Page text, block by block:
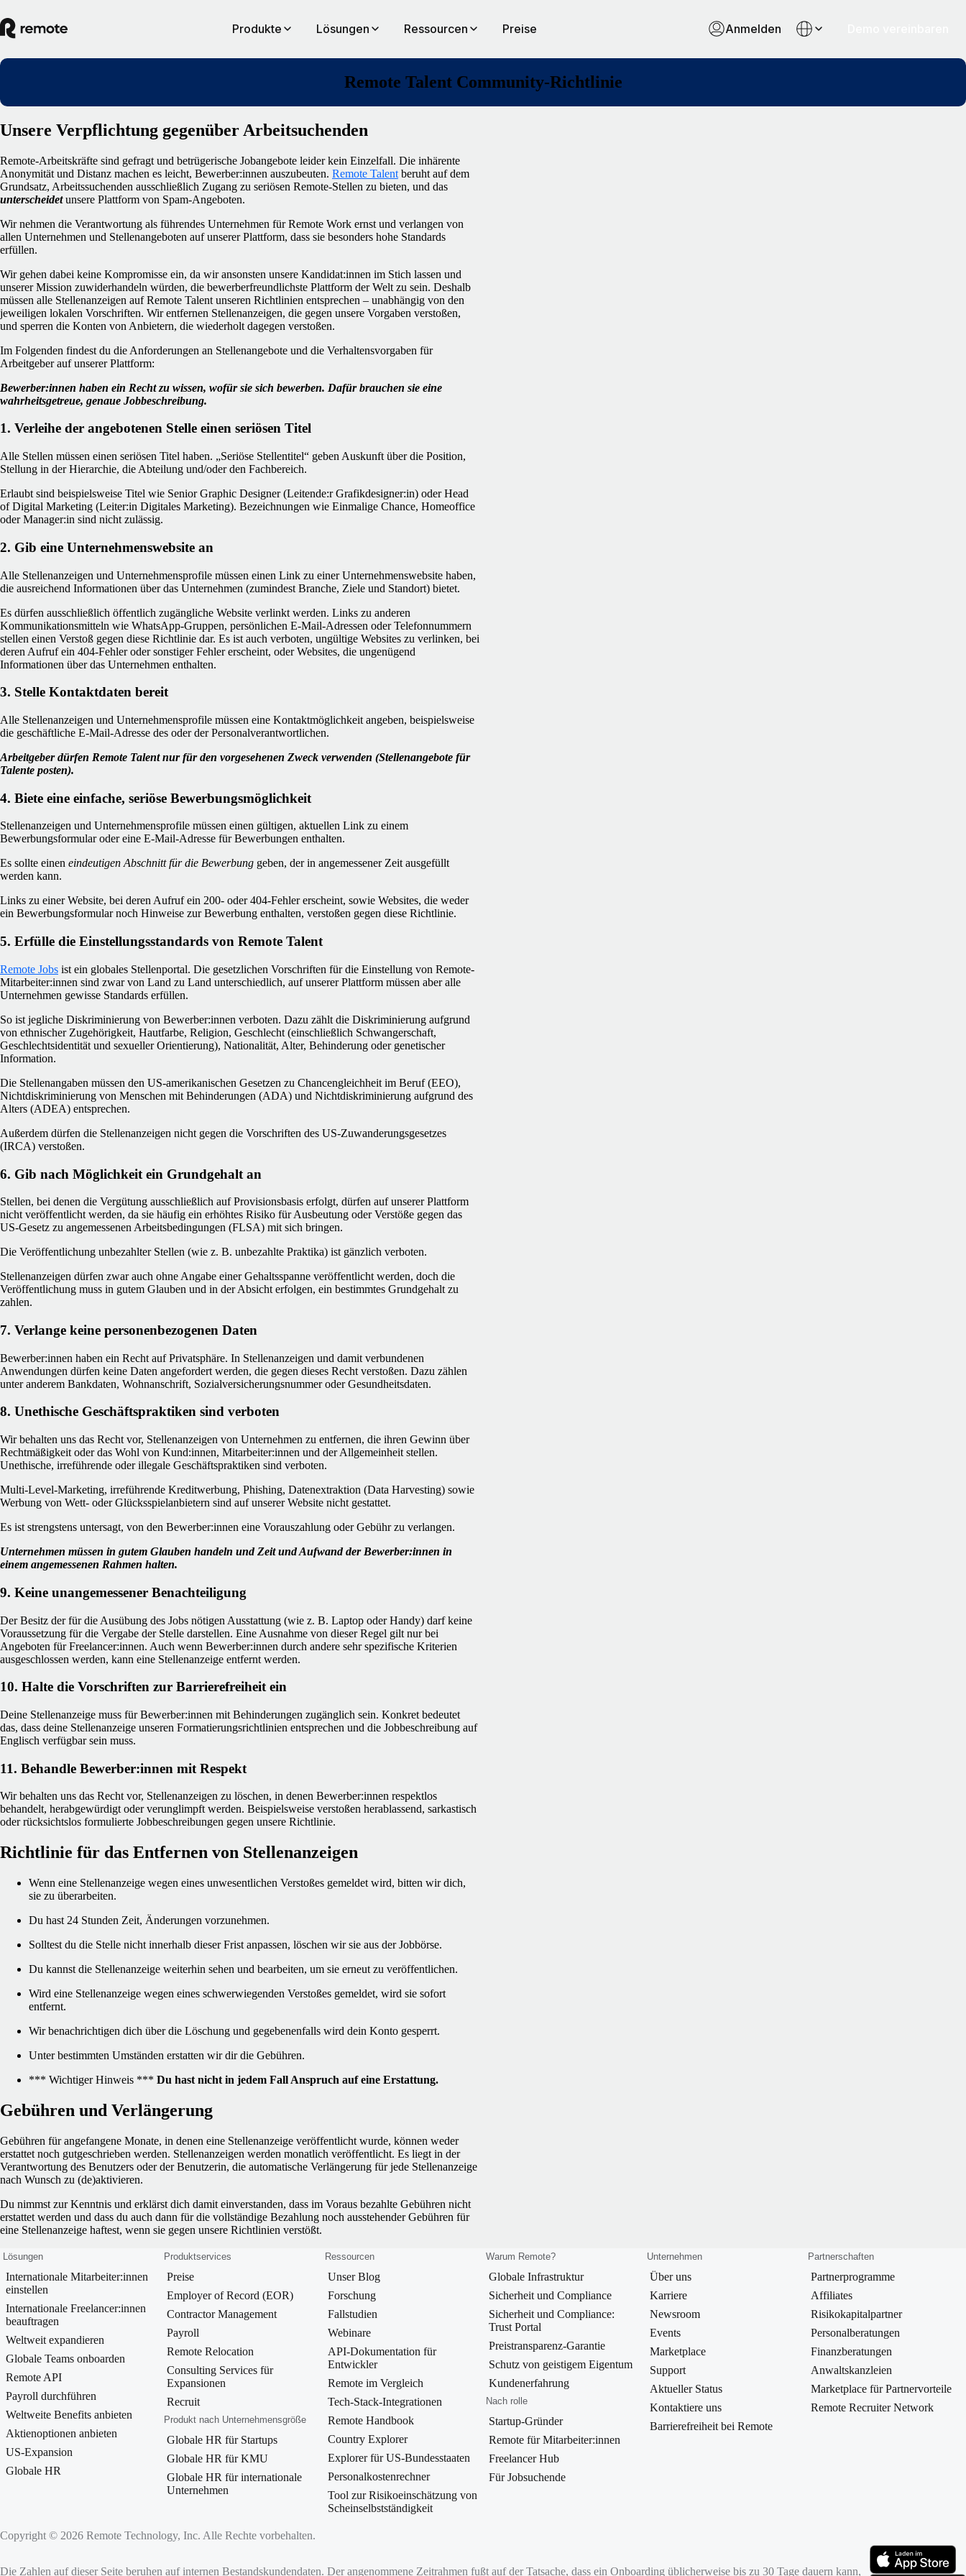
Produkte Lösungen Ressourcen Preise Anmelden
Remote Talent Community-Richtlinie
Unsere Verpflichtung gegenüber Arbeitsuchenden
Remote-Arbeitskräfte sind gefragt und betrügerische Jobangebote leider kein Einzelfall. Die inhärente
Anonymität und Distanz machen es leicht, Bewerber:innen auszubeuten. Remote Talent beruht auf dem
Grundsatz, Arbeitssuchenden ausschließlich Zugang zu seriösen Remote-Stellen zu bieten, und das
unterscheidetunsere Plattform von Spam-Angeboten.
Wir nehmen die Verantwortung als führendes Unternehmen für Remote Work ernst und verlangen von
allen Unternehmen und Stellenangeboten auf unserer Plattform, dass sie besonders hohe Standards
erfüllen.
Wir gehen dabei keine Kompromisse ein, da wir ansonsten unsere Kandidat:innen im Stich lassen und
unserer Mission zuwiderhandeln würden, die bewerberfreundlichste Plattform der Welt zu sein. Deshalb
müssen alle Stellenanzeigen auf Remote Talent unseren Richtlinien entsprechen – unabhängig von den
jeweiligen lokalen Vorschriften. Wir entfernen Stellenanzeigen, die gegen unsere Vorgaben verstoßen,
und sperren die Konten von Anbietern, die wiederholt dagegen verstoßen.
Im Folgenden findest du die Anforderungen an Stellenangebote und die Verhaltensvorgaben für
Arbeitgeber auf unserer Plattform:
Bewerber:innen haben ein Recht zu wissen, wofür sie sich bewerben. Dafür brauchen sie eine
wahrheitsgetreue, genaue Jobbeschreibung.
1. Verleihe der angebotenen Stelle einen seriösen Titel
Alle Stellen müssen einen seriösen Titel haben. „Seriöse Stellentitel“ geben Auskunft über die Position,
Stellung in der Hierarchie, die Abteilung und/oder den Fachbereich.
Erlaubt sind beispielsweise Titel wie Senior Graphic Designer (Leitende:r Grafikdesigner:in) oder Head
of Digital Marketing (Leiter:in Digitales Marketing). Bezeichnungen wie Einmalige Chance, Homeoffice
oder Manager:in sind nicht zulässig.
2. Gib eine Unternehmenswebsite an
Alle Stellenanzeigen und Unternehmensprofile müssen einen Link zu einer Unternehmenswebsite haben,
die ausreichend Informationen über das Unternehmen (zumindest Branche, Ziele und Standort) bietet.
Es dürfen ausschließlich öffentlich zugängliche Website verlinkt werden. Links zu anderen
Kommunikationsmitteln wie WhatsApp-Gruppen, persönlichen E-Mail-Adressen oder Telefonnummern
stellen einen Verstoß gegen diese Richtlinie dar. Es ist auch verboten, ungültige Websites zu verlinken, bei
deren Aufruf ein 404-Fehler oder sonstiger Fehler erscheint, oder Websites, die ungenügend
Informationen über das Unternehmen enthalten.
3. Stelle Kontaktdaten bereit
Alle Stellenanzeigen und Unternehmensprofile müssen eine Kontaktmöglichkeit angeben, beispielsweise
die geschäftliche E-Mail-Adresse des oder der Personalverantwortlichen.
Arbeitgeber dürfen Remote Talent nur für den vorgesehenen Zweck verwenden (Stellenangebote für
Talente posten).
4. Biete eine einfache, seriöse Bewerbungsmöglichkeit
Stellenanzeigen und Unternehmensprofile müssen einen gültigen, aktuellen Link zu einem
Bewerbungsformular oder eine E-Mail-Adresse für Bewerbungen enthalten.
Es sollte einen eindeutigen Abschnitt für die Bewerbung geben, der in angemessener Zeit ausgefüllt
werden kann.
Links zu einer Website, bei deren Aufruf ein 200- oder 404-Fehler erscheint, sowie Websites, die weder
ein Bewerbungsformular noch Hinweise zur Bewerbung enthalten, verstoßen gegen diese Richtlinie.
5. Erfülle die Einstellungsstandards von Remote Talent
Remote Jobs ist ein globales Stellenportal. Die gesetzlichen Vorschriften für die Einstellung von Remote-
Mitarbeiter:innen sind zwar von Land zu Land unterschiedlich, auf unserer Plattform müssen aber alle
Unternehmen gewisse Standards erfüllen.
So ist jegliche Diskriminierung von Bewerber:innen verboten. Dazu zählt die Diskriminierung aufgrund
von ethnischer Zugehörigkeit, Hautfarbe, Religion, Geschlecht (einschließlich Schwangerschaft,
Geschlechtsidentität und sexueller Orientierung), Nationalität, Alter, Behinderung oder genetischer
Information.
Die Stellenangaben müssen den US-amerikanischen Gesetzen zu Chancengleichheit im Beruf (EEO),
Nichtdiskriminierung von Menschen mit Behinderungen (ADA) und Nichtdiskriminierung aufgrund des
Alters (ADEA) entsprechen.
Außerdem dürfen die Stellenanzeigen nicht gegen die Vorschriften des US-Zuwanderungsgesetzes
(IRCA) verstoßen.
6. Gib nach Möglichkeit ein Grundgehalt an
Stellen, bei denen die Vergütung ausschließlich auf Provisionsbasis erfolgt, dürfen auf unserer Plattform
nicht veröffentlicht werden, da sie häufig ein erhöhtes Risiko für Ausbeutung oder Verstöße gegen das
US-Gesetz zu angemessenen Arbeitsbedingungen (FLSA) mit sich bringen.
Die Veröffentlichung unbezahlter Stellen (wie z. B. unbezahlte Praktika) ist gänzlich verboten.
Stellenanzeigen dürfen zwar auch ohne Angabe einer Gehaltsspanne veröffentlicht werden, doch die
Veröffentlichung muss in gutem Glauben und in der Absicht erfolgen, ein bestimmtes Grundgehalt zu
zahlen.
7. Verlange keine personenbezogenen Daten
Bewerber:innen haben ein Recht auf Privatsphäre. In Stellenanzeigen und damit verbundenen
Anwendungen dürfen keine Daten angefordert werden, die gegen dieses Recht verstoßen. Dazu zählen
unter anderem Bankdaten, Wohnanschrift, Sozialversicherungsnummer oder Gesundheitsdaten.
8. Unethische Geschäftspraktiken sind verboten
Wir behalten uns das Recht vor, Stellenanzeigen von Unternehmen zu entfernen, die ihren Gewinn über
Rechtmäßigkeit oder das Wohl von Kund:innen, Mitarbeiter:innen und der Allgemeinheit stellen.
Unethische, irreführende oder illegale Geschäftspraktiken sind verboten.
Multi-Level-Marketing, irreführende Kreditwerbung, Phishing, Datenextraktion (Data Harvesting) sowie
Werbung von Wett- oder Glücksspielanbietern sind auf unserer Website nicht gestattet.
Es ist strengstens untersagt, von den Bewerber:innen eine Vorauszahlung oder Gebühr zu verlangen.
Unternehmen müssen in gutem Glauben handeln und Zeit und Aufwand der Bewerber:innen in
einem angemessenen Rahmen halten.
9. Keine unangemessener Benachteiligung
Der Besitz der für die Ausübung des Jobs nötigen Ausstattung (wie z. B. Laptop oder Handy) darf keine
Voraussetzung für die Vergabe der Stelle darstellen. Eine Ausnahme von dieser Regel gilt nur bei
Angeboten für Freelancer:innen. Auch wenn Bewerber:innen durch andere sehr spezifische Kriterien
ausgeschlossen werden, kann eine Stellenanzeige entfernt werden.
10. Halte die Vorschriften zur Barrierefreiheit ein
Deine Stellenanzeige muss für Bewerber:innen mit Behinderungen zugänglich sein. Konkret bedeutet
das, dass deine Stellenanzeige unseren Formatierungsrichtlinien entsprechen und die Jobbeschreibung auf
Englisch verfügbar sein muss.
11. Behandle Bewerber:innen mit Respekt
Wir behalten uns das Recht vor, Stellenanzeigen zu löschen, in denen Bewerber:innen respektlos
behandelt, herabgewürdigt oder verunglimpft werden. Beispielsweise verstoßen herablassend, sarkastisch
oder rücksichtslos formulierte Jobbeschreibungen gegen unsere Richtlinie.
Richtlinie für das Entfernen von Stellenanzeigen
Wenn eine Stellenanzeige wegen eines unwesentlichen Verstoßes gemeldet wird, bitten wir dich,
sie zu überarbeiten.
Du hast 24 Stunden Zeit, Änderungen vorzunehmen.
Solltest du die Stelle nicht innerhalb dieser Frist anpassen, löschen wir sie aus der Jobbörse.
Du kannst die Stellenanzeige weiterhin sehen und bearbeiten, um sie erneut zu veröffentlichen.
Wird eine Stellenanzeige wegen eines schwerwiegenden Verstoßes gemeldet, wird sie sofort
entfernt.
Wir benachrichtigen dich über die Löschung und gegebenenfalls wird dein Konto gesperrt.
Unter bestimmten Umständen erstatten wir dir die Gebühren.
*** Wichtiger Hinweis *** Du hast nicht in jedem Fall Anspruch auf eine Erstattung.
Gebühren und Verlängerung
Gebühren für angefangene Monate, in denen eine Stellenanzeige veröffentlicht wurde, können weder
erstattet noch gutgeschrieben werden. Stellenanzeigen werden monatlich veröffentlicht. Es liegt in der
Verantwortung des Benutzers oder der Benutzerin, die automatische Verlängerung für jede Stellenanzeige
nach Wunsch zu (de)aktivieren.
Du nimmst zur Kenntnis und erklärst dich damit einverstanden, dass im Voraus bezahlte Gebühren nicht
erstattet werden und dass du auch dann für die vollständige Bezahlung noch ausstehender Gebühren für
eine Stellenanzeige haftest, wenn sie gegen unsere Richtlinien verstößt.
Lösungen
Internationale Mitarbeiter:innen
einstellen
Internationale Freelancer:innen
beauftragen
Weltweit expandieren
Globale Teams onboarden
Remote API
Payroll durchführen
Weltweite Benefits anbieten
Aktienoptionen anbieten
US-Expansion
Globale HR
Produktservices
Preise
Employer of Record (EOR)
Contractor Management
Payroll
Remote Relocation
Consulting Services für
Expansionen
Recruit
Produkt nach Unternehmensgröße
Globale HR für Startups
Globale HR für KMU
Globale HR für internationale
Unternehmen
Ressourcen
Unser Blog
Forschung
Fallstudien
Webinare
API-Dokumentation für
Entwickler
Remote im Vergleich
Tech-Stack-Integrationen
Remote Handbook
Country Explorer
Explorer für US-Bundesstaaten
Personalkostenrechner
Tool zur Risikoeinschätzung von
Scheinselbstständigkeit
Warum Remote?
Globale Infrastruktur
Sicherheit und Compliance
Sicherheit und Compliance:
Trust Portal
Preistransparenz-Garantie
Schutz von geistigem Eigentum
Kundenerfahrung
Nach rolle
Startup-Gründer
Remote für Mitarbeiter:innen
Freelancer Hub
Für Jobsuchende
Unternehmen
Über uns
Karriere
Newsroom
Events
Marketplace
Support
Aktueller Status
Kontaktiere uns
Barrierefreiheit bei Remote
Partnerschaften
Partnerprogramme
Affiliates
Risikokapitalpartner
Personalberatungen
Finanzberatungen
Anwaltskanzleien
Marketplace für Partnervorteile
Remote Recruiter Network
Copyright © 2026 Remote Technology, Inc. Alle Rechte vorbehalten.
Die Zahlen auf dieser Seite beruhen auf internen Bestandskundendaten. Der angenommene Zeitrahmen fußt auf der Tatsache, dass ein Onboarding üblicherweise bis zu 30 Tage dauern kann,